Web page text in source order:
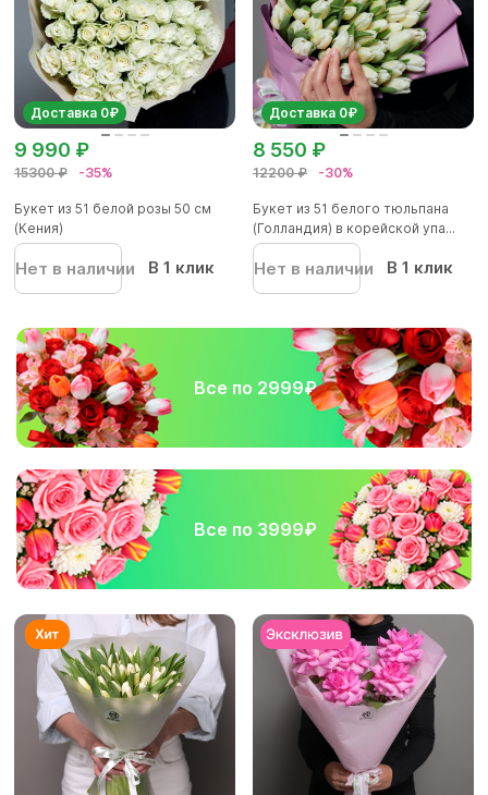
Доставка 0₽
15300 ₽ -35%
9 990 ₽
Букет из 51 белой розы 50 см
(Кения)
Нет в наличии В 1 клик
Доставка 0₽
12200 ₽ -30%
8 550 ₽
Букет из 51 белого тюльпана
(Голландия) в корейской упа...
Нет в наличии В 1 клик
Все по 2999₽
Все по 3999₽